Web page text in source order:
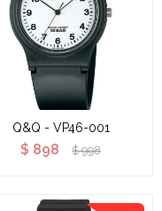
Q&Q - VP46-001
$ 898 $ 998